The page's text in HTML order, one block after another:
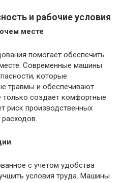
и рабочие условия
месте
помогает обеспечить
Современные машины
которые
травмы и обеспечивают
только создает комфортные
риск производственных
с учетом удобства
условия труда. Машины